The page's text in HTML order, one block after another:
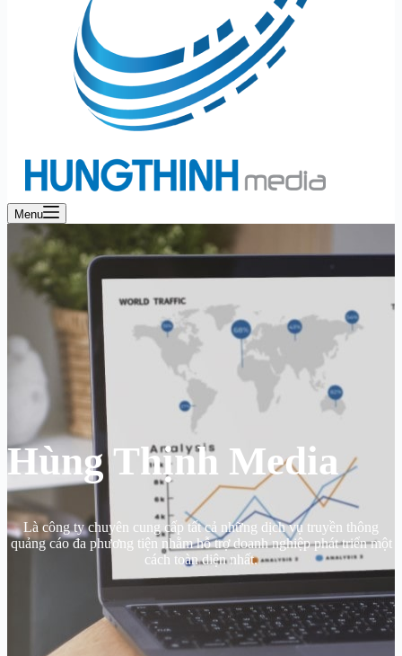
Menu
Hùng Thịnh Media
Là công ty chuyên cung cấp tất cả những dịch vụ truyền thông
quảng cáo đa phương tiện nhằm hỗ trợ doanh nghiệp phát triển một
cách toàn diện nhất.